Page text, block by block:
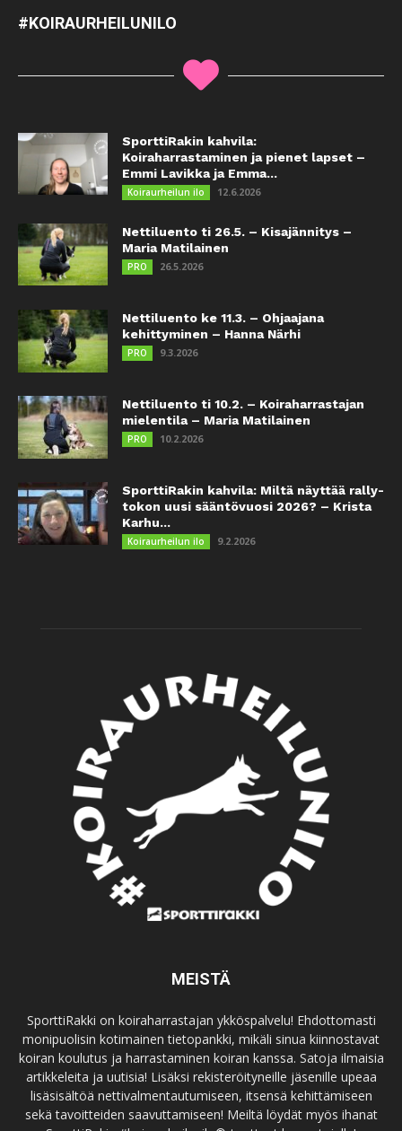
#KOIRAURHEILUNILO
SporttiRakin kahvila:
Koiraharrastaminen ja pienet lapset –
Emmi Lavikka ja Emma...
Koiraurheilun ilo 12.6.2026
Nettiluento ti 26.5. – Kisajännitys –
Maria Matilainen
PRO 26.5.2026
Nettiluento ke 11.3. – Ohjaajana
kehittyminen – Hanna Närhi
PRO 9.3.2026
Nettiluento ti 10.2. – Koiraharrastajan
mielentila – Maria Matilainen
PRO 10.2.2026
SporttiRakin kahvila: Miltä näyttää rally-
tokon uusi sääntövuosi 2026? – Krista
Karhu...
Koiraurheilun ilo 9.2.2026
MEISTÄ
SporttiRakki on koiraharrastajan ykköspalvelu! Ehdottomasti
monipuolisin kotimainen tietopankki, mikäli sinua kiinnostavat
koiran koulutus ja harrastaminen koiran kanssa. Satoja ilmaisia
artikkeleita ja uutisia! Lisäksi rekisteröityneille jäsenille upeaa
lisäsisältöä nettivalmentautumiseen, itsensä kehittämiseen
sekä tavoitteiden saavuttamiseen! Meiltä löydät myös ihanat